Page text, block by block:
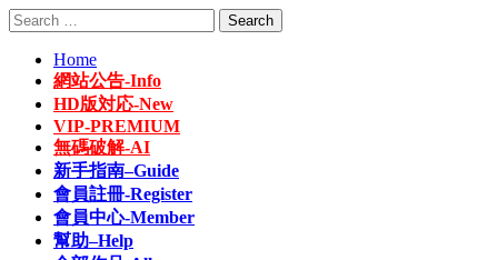
Skip
to
content
Search
for:
Home
網站公告-Info
HD版対応-New
VIP-PREMIUM
無碼破解-AI
新手指南–Guide
會員註冊-Register
會員中心-Member
幫助–Help